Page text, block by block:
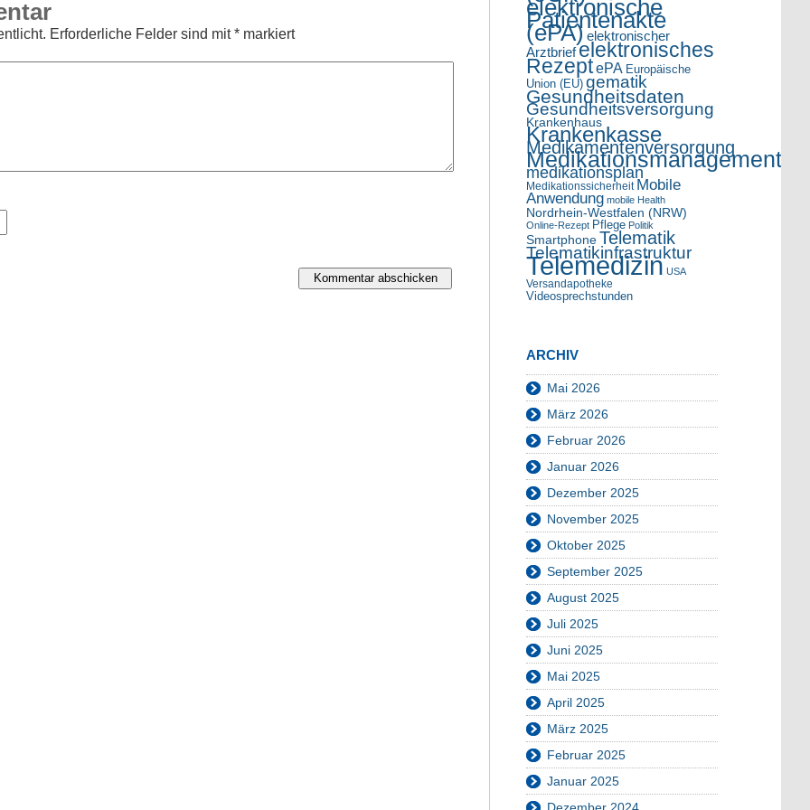
Erforderliche Felder sind mit* markiert
elektronische
Patientenakte
(ePA) elektronischer
Arztbriefelektronisches
RezeptePA Europäische
Union (EU) gematik
Gesundheitsdaten
Gesundheitsversorgung
Krankenhaus
Krankenkasse
Medikamentenversorgung
Medikationsmanagement
medikationsplan
Medikationssicherheit Mobile
Anwendung mobile Health
Nordrhein-Westfalen (NRW)
Online-Rezept Pflege Politik
Smartphone Telematik
Telematikinfrastruktur
Telemedizin USA
Versandapotheke
Videosprechstunden
ARCHIV
Mai 2026
März 2026
Februar 2026
Januar 2026
Dezember 2025
November 2025
Oktober 2025
September 2025
August 2025
Juli 2025
Juni 2025
Mai 2025
April 2025
März 2025
Februar 2025
Januar 2025
Dezember 2024